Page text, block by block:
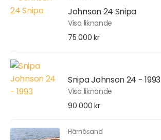
Johnson 24 Snipa
Visa liknande
75 000 kr
Snipa Johnson 24 - 1993
Visa liknande
90 000 kr
Härnösand